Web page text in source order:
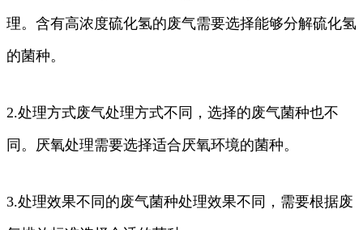
理。含有高浓度硫化氢的废气需要选择能够分解硫化氢
的菌种。
2.处理方式废气处理方式不同，选择的废气菌种也不
同。厌氧处理需要选择适合厌氧环境的菌种。
3.处理效果不同的废气菌种处理效果不同，需要根据废